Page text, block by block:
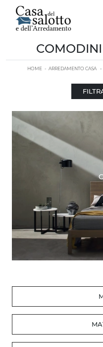
HOME - ARREDAMENTO CASA -